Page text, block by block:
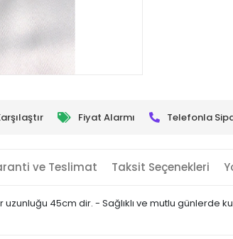
Fiyat Alarmı Telefonla
ve Teslimat Taksit Seçenekleri
45cm dir. - Sağlıklı ve mutlu günlerde